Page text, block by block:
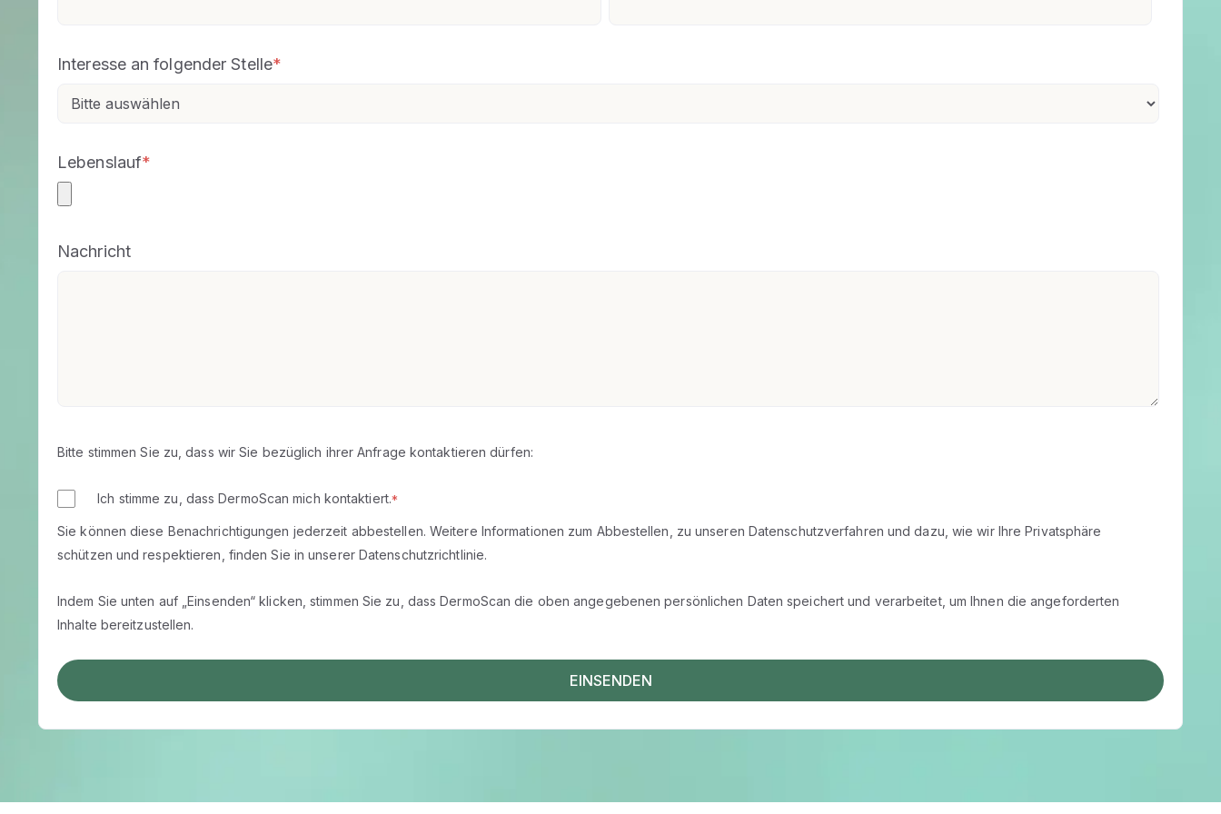
Interesse an folgender Stelle*
Lebenslauf*
Nachricht
Bitte stimmen Sie zu, dass wir Sie bezüglich ihrer Anfrage kontaktieren dürfen:
Ich stimme zu, dass DermoScan mich kontaktiert.*
Sie können diese Benachrichtigungen jederzeit abbestellen. Weitere Informationen zum Abbestellen, zu unseren Datenschutzverfahren und dazu, wie wir Ihre Privatsphäre
schützen und respektieren, finden Sie in unserer Datenschutzrichtlinie.
Indem Sie unten auf „Einsenden“ klicken, stimmen Sie zu, dass DermoScan die oben angegebenen persönlichen Daten speichert und verarbeitet, um Ihnen die angeforderten
Inhalte bereitzustellen.